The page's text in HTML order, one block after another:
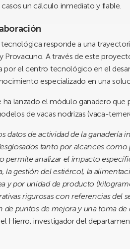
un cálculo inmediato y fiable.
responde a una
Provacuno. A través de este
por el centro tecnológico en el
especializado en una
ha lanzado el módulo ganadero
de vacas nodrizas (vaca-
datos de actividad de la ganadería
tanto por alcances
permite analizar el impacto
la gestión del estiércol, la
y por unidad de producto
rigurosas con referencias del
puntos de mejora y una toma de
Hierro, investigador del